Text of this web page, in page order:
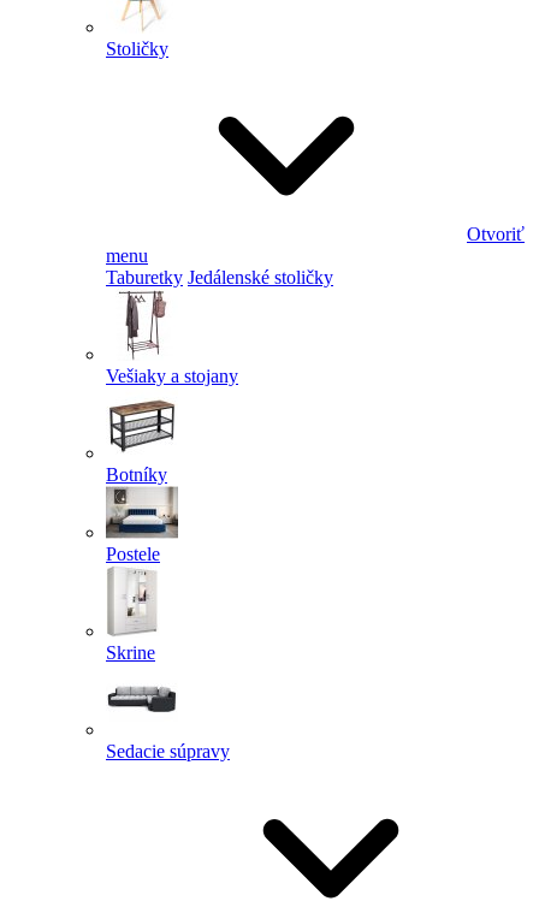
Stoličky
Otvoriť
menu
Taburetky Jedálenské stoličky
Vešiaky a stojany
Botníky
Postele
Skrine
Sedacie súpravy